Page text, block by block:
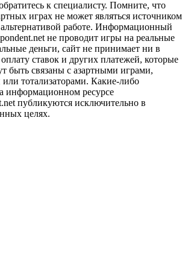
к специалисту. Помните, что
играх не может являться источником
работе. Информационный
не проводит игры на реальные
деньги, сайт не принимает ни в
ставок и других платежей, которые
быть связаны с азартными играми,
тотализаторами. Какие-либо
информационном ресурсе
публикуются исключительно в
целях.